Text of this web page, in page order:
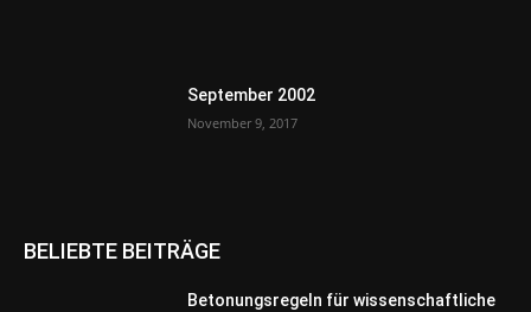
September 2002
November 9, 2017
BELIEBTE BEITRÄGE
Betonungsregeln für wissenschaftliche